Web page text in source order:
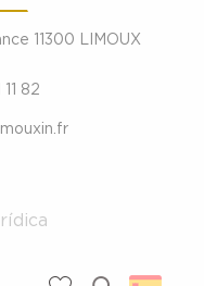
11300 LIMOUX
82